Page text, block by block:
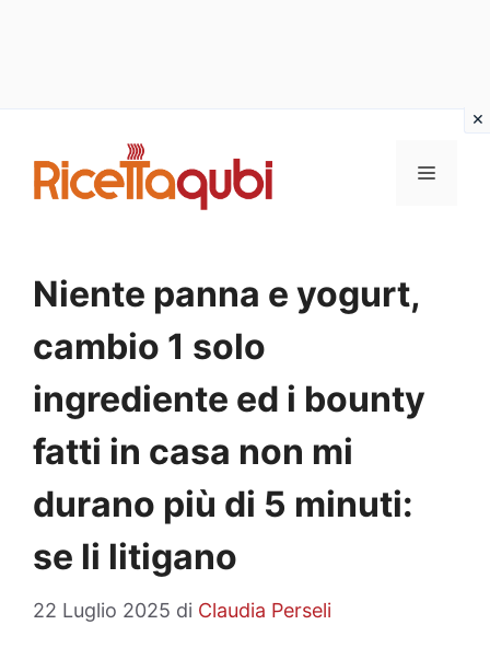
contenuto
MENU
Niente panna e yogurt,
cambio 1 solo
ingrediente ed i bounty
fatti in casa non mi
durano più di 5 minuti:
se li litigano
22 Luglio 2025 di Claudia Perseli